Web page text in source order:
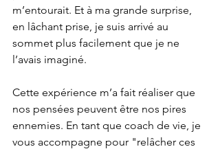
m’entourait. Et à ma grande surprise,
en lâchant prise, je suis arrivé au
sommet plus facilement que je ne
l’avais imaginé.
Cette expérience m’a fait réaliser que
nos pensées peuvent être nos pires
ennemies. En tant que coach de vie, je
vous accompagne pour "relâcher ces